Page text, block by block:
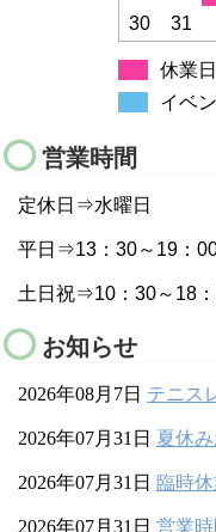
30
31
休業日
イベ
営業時間
定休日⇒水曜日
平日⇒13：30～19：
土日祝⇒10：30～18
お知らせ
2026年08月7日 テニス
2026年07月31日 夏休
2026年07月31日 臨時
2026年07月31日 営業